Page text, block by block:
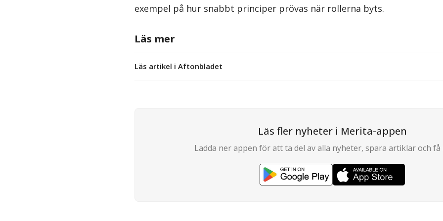
exempel på hur snabbt principer prövas när rollerna byts.
Läs mer
Läs artikel i Aftonbladet
Läs fler nyheter i Merita-appen
Ladda ner appen för att ta del av alla nyheter, spara artiklar och få